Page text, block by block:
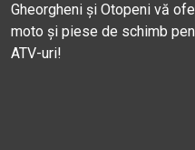
Gheorgheni și Otopeni vă
moto și piese de schimb
ATV-uri!